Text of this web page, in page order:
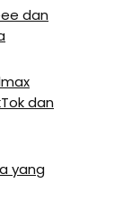
dan
dan
yang